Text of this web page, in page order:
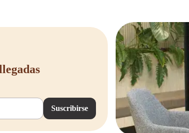
Suscribirse